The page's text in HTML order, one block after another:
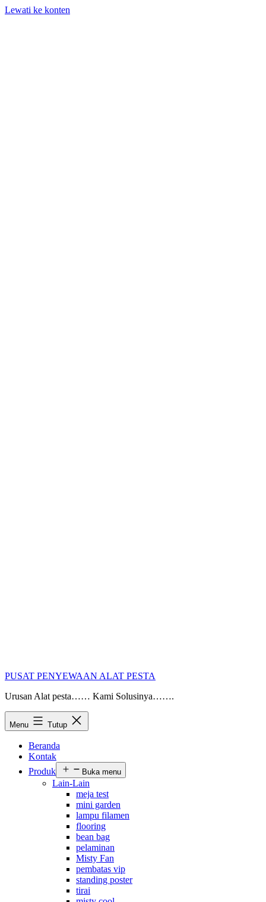
Lewati ke konten
PUSAT PENYEWAAN ALAT PESTA
Urusan Alat pesta…… Kami Solusinya…….
Menu Tutup
Beranda
Kontak
Produk
Buka menu
Lain-Lain
meja test
mini garden
lampu filamen
flooring
bean bag
pelaminan
Misty Fan
pembatas vip
standing poster
tirai